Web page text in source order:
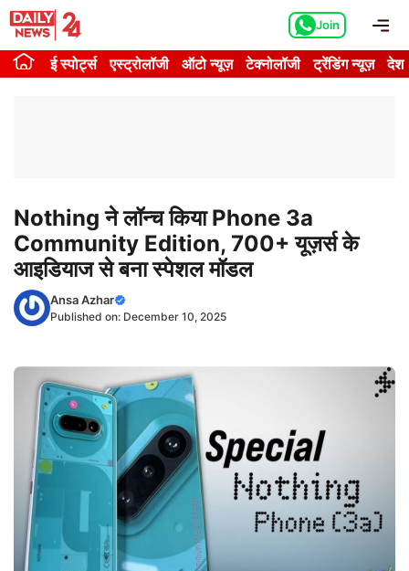
Skip
content
Join
ई स्पोर्ट्स एस्ट्रोलॉजी ऑटो न्यूज़ टेक्नोलॉजी ट्रेंडिंग न्यूज़ देश
Nothing ने लॉन्च किया Phone 3a
Community Edition, 700+ यूज़र्स के
आइडियाज से बना स्पेशल मॉडल
Ansa Azhar
Published on: December 10, 2025